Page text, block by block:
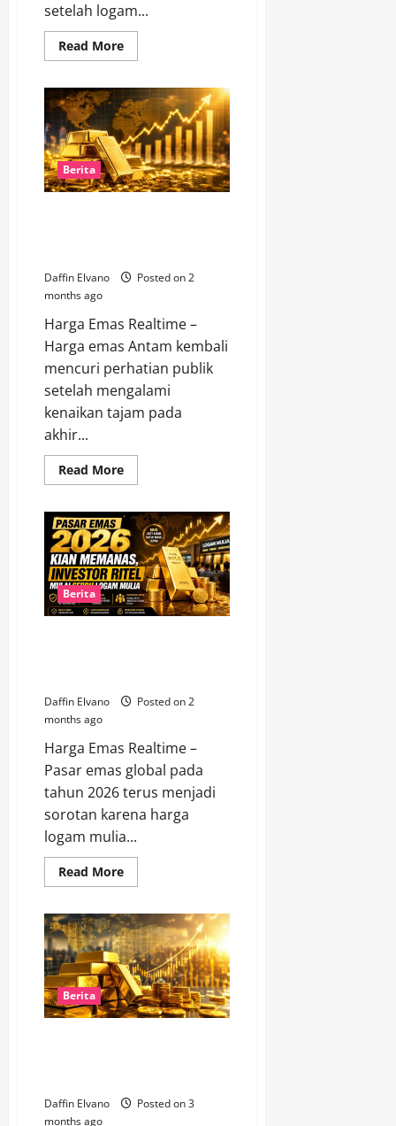
setelah logam...
Read MoreRead
more
Harga
Emas
2026
Mulai
Tergeser
oleh
Sinyal
Koreksi
Global
Berita
Daffin Elvano
Posted on 2
months ago
Harga Emas Realtime –
Harga emas Antam kembali
mencuri perhatian publik
setelah mengalami
kenaikan tajam pada
akhir...
Read MoreRead
more
Emas
Antam
Hari
Ini
Naik
Tajam,
Pasar
Mulai
Prediksi
Berita
Daffin Elvano
Posted on 2
months ago
Harga Emas Realtime –
Pasar emas global pada
tahun 2026 terus menjadi
sorotan karena harga
logam mulia...
Read MoreRead
more
Emas
2026
Kian
Memanas,
Investor
Ritel
Mulai
Serbu
Logam
Berita
Daffin Elvano
Posted on 3
months ago